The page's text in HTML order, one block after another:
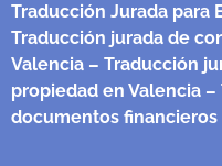
Traducción Jurada para
Traducción jurada de
Valencia – Traducción
propiedad en Valencia –
documentos financieros